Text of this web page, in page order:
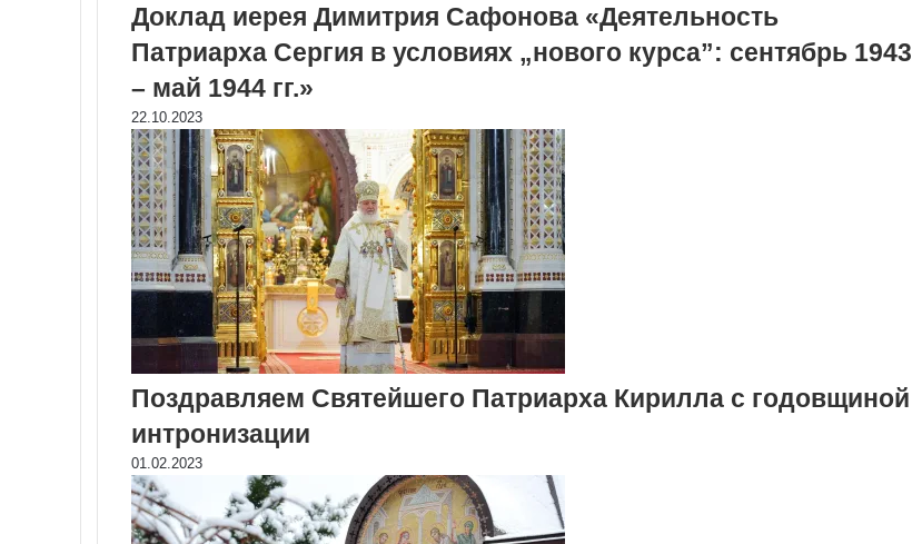
Доклад иерея Димитрия Сафонова «Деятельность
Патриарха Сергия в условиях „нового курса”: сентябрь 1943
– май 1944 гг.»
22.10.2023
Поздравляем Святейшего Патриарха Кирилла с годовщиной
интронизации
01.02.2023